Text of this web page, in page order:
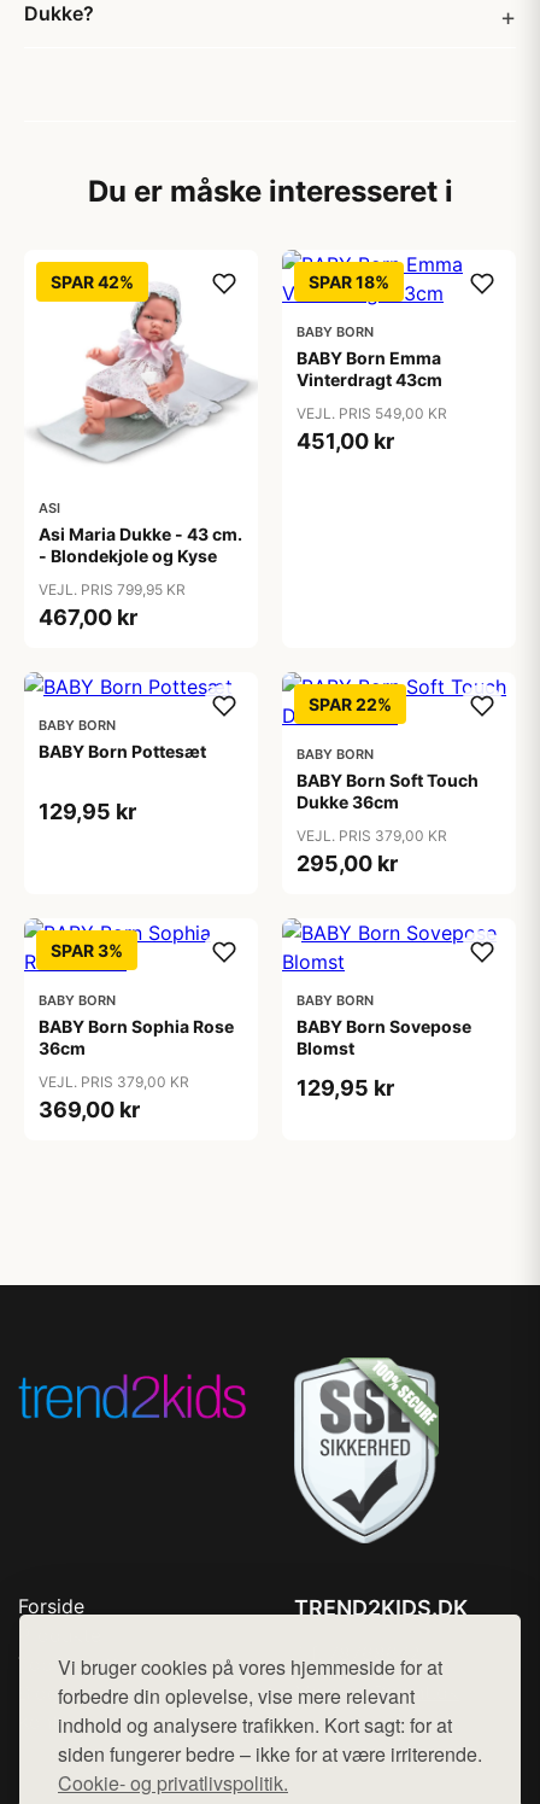
Vi bruger cookies på vores hjemmeside for at
forbedre din oplevelse, vise mere relevant
indhold og analysere trafikken. Kort sagt: for at
siden fungerer bedre – ikke for at være irriterende.
Cookie- og privatlivspolitik.
Dukke?
Du er måske interesseret i
SPAR 42%
ASI
Asi Maria Dukke - 43 cm.
- Blondekjole og Kyse
VEJL. PRIS 799,95 KR
467,00 kr
SPAR 18%
BABY BORN
BABY Born Emma
Vinterdragt 43cm
VEJL. PRIS 549,00 KR
451,00 kr
BABY BORN
BABY Born Pottesæt
129,95 kr
SPAR 22%
BABY BORN
BABY Born Soft Touch
Dukke 36cm
VEJL. PRIS 379,00 KR
295,00 kr
SPAR 3%
BABY BORN
BABY Born Sophia Rose
36cm
VEJL. PRIS 379,00 KR
369,00 kr
BABY BORN
BABY Born Sovepose
Blomst
129,95 kr
Forside
Top Rabatter
Blog
Kontakt
TREND2KIDS.DK
Mail: hej@want.dk
Cookie- og privatlivspolitik